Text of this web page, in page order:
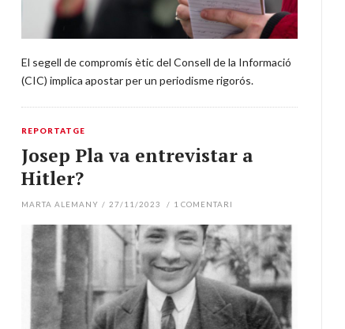
El segell de compromís ètic del Consell de la Informació
(CIC) implica apostar per un periodisme rigorós.
REPORTATGE
Josep Pla va entrevistar a
Hitler?
MARTA ALEMANY / 27/11/2023 / 1 COMENTARI